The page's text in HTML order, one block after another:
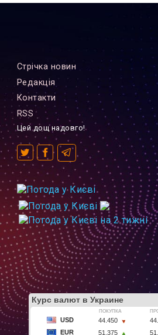
Стрiчка новин
Редакцiя
Контакти
RSS
Цей дощ надовго!